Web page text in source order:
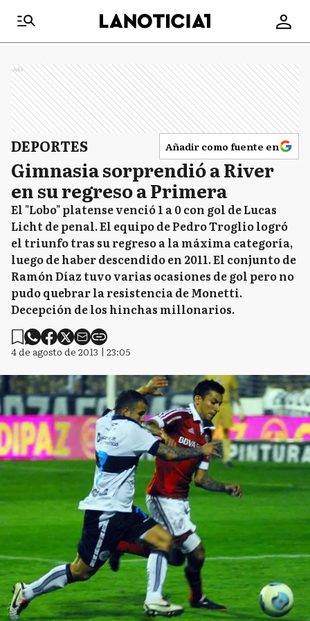
Ads
DEPORTES Añadir como fuente en
Gimnasia sorprendió a River
en su regreso a Primera
El "Lobo" platense venció 1 a 0 con gol de Lucas
Licht de penal. El equipo de Pedro Troglio logró
el triunfo tras su regreso a la máxima categoría,
luego de haber descendido en 2011. El conjunto de
Ramón Díaz tuvo varias ocasiones de gol pero no
pudo quebrar la resistencia de Monetti.
Decepción de los hinchas millonarios.
4 de agosto de 2013 | 23:05